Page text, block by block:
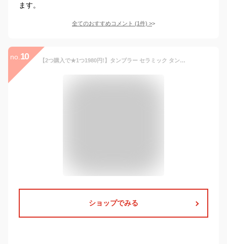
ます。
全てのおすすめコメント (1件) >
no. 10 【2つ購入で★1つ1980円!】タンブラー セラミック タンブラー ストロー付き セラミックタンブラー 蓋付き 500ml 大容量 ストロー 保冷 水筒 こぼれない 保温 持ち運び ホルダー セラミックコーティング 漏れない 真空断熱 食洗機対応 軽量設計 通勤 オフィス アウトドア 3WAY
ショップでみる